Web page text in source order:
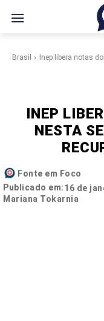
Brasil Inep libera notas
INEP
NESTA
Fonte em Foco
Publicado em:16 de
Mariana Tokarnia